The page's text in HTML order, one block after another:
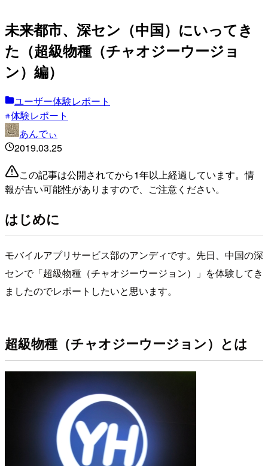
未来都市、深セン（中国）にいってき
た（超級物種（チャオジーウージョ
ン）編）
ユーザー体験レポート
体験レポート
あんでぃ
2019.03.25
この記事は公開されてから1年以上経過しています。情
報が古い可能性がありますので、ご注意ください。
はじめに
モバイルアプリサービス部のアンディです。先日、中国の深
センで「超級物種（チャオジーウージョン）」を体験してき
ましたのでレポートしたいと思います。
超級物種（チャオジーウージョン）とは